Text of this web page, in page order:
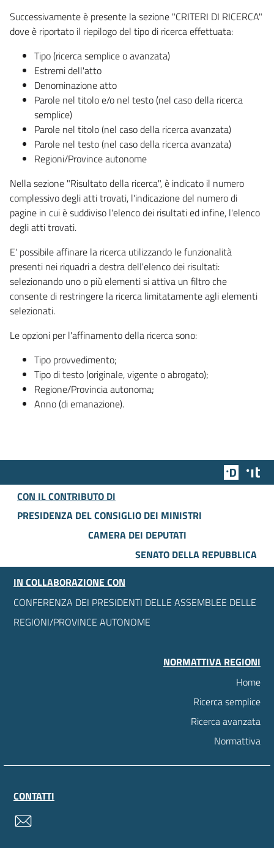
Successivamente è presente la sezione "CRITERI DI RICERCA"
dove è riportato il riepilogo del tipo di ricerca effettuata:
Tipo (ricerca semplice o avanzata)
Estremi dell'atto
Denominazione atto
Parole nel titolo e/o nel testo (nel caso della ricerca
semplice)
Parole nel titolo (nel caso della ricerca avanzata)
Parole nel testo (nel caso della ricerca avanzata)
Regioni/Province autonome
Nella sezione "Risultato della ricerca", è indicato il numero
complessivo degli atti trovati, l'indicazione del numero di
pagine in cui è suddiviso l'elenco dei risultati ed infine, l'elenco
degli atti trovati.
E' possibile affinare la ricerca utilizzando le funzionalità
presenti nei riquadri a destra dell'elenco dei risultati:
selezionando uno o più elementi si attiva un filtro che
consente di restringere la ricerca limitatamente agli elementi
selezionati.
Le opzioni per l'affinamento della ricerca sono:
Tipo provvedimento;
Tipo di testo (originale, vigente o abrogato);
Regione/Provincia autonoma;
Anno (di emanazione).
Team
CON IL CONTRIBUTO DI
PRESIDENZA DEL CONSIGLIO DEI MINISTRI
CAMERA DEI DEPUTATI
SENATO DELLA REPUBBLICA
IN COLLABORAZIONE CON
CONFERENZA DEI PRESIDENTI DELLE ASSEMBLEE DELLE
REGIONI/PROVINCE AUTONOME
NORMATTIVA REGIONI
Home
Ricerca semplice
Ricerca avanzata
Normattiva
CONTATTI